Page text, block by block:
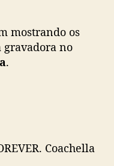
L
L
H
mostrando os
gravadora no
.
Coachella